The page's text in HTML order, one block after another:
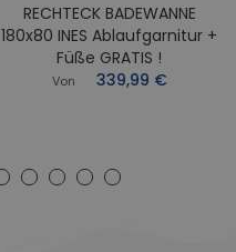
RECHTECK BADEWANNE
180x80 INES Ablaufgarnitur +
Füße GRATIS !
Von 339,99 €